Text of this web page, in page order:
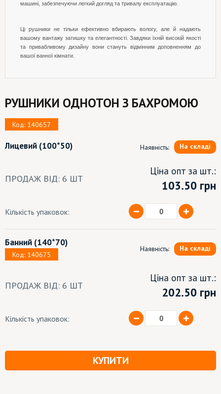
машині, забезпечуючи легкий догляд та тривалу експлуатацію.
Ці рушники не тільки ефективно вбирають вологу, але й надають
вашому вантажу затишку та елегантності. Завдяки їхній високій якості
та привабливому дизайну вони стануть відмінним доповненням до
вашої ванної кімнати.
РУШНИКИ ОДНОТОН З БАХРОМОЮ
Код: 140657
Лицевий (100*50) Наявність: На складі
ПРОДАЖ ВІД: 6 ШТ
Ціна опт за шт.:
103.50 грн
Кількість упаковок:
Банний (140*70)
Код: 140675
Наявність: На складі
ПРОДАЖ ВІД: 6 ШТ
Ціна опт за шт.:
202.50 грн
Кількість упаковок:
КУПИТИ